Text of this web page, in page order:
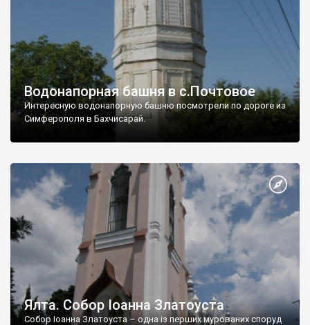
Водонапорная башня в с.Почтовое
Интересную водонапорную башню посмотрели по дороге из
Симферополя в Бахчисарай.
Ялта. Собор Іоанна Златоуста
Собор Іоанна Златоуста – одна із перших мурованих споруд